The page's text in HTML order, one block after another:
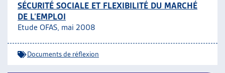
SÉCURITÉ SOCIALE ET FLEXIBILITÉ DU MARCHÉ
DE L’EMPLOI
Etude OFAS, mai 2008
Documents de réflexion